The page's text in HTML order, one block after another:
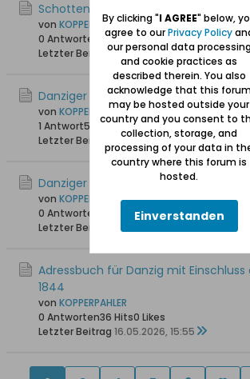
Schotten im frühneuzeitlichen Danzig
von KOPPERPAHLER
0 Antworten
33 Hits 0 Likes
Letzter Beitrag30.05.2026, 15:45
Danziger Landes Zeitung 20.Mai 1933
von KOPPERPAHLER
1 Antwort58 Hits0 Likes
Letzter Beitrag
19.05.2026, 21:01
Danziger Neueste Nachrichten 1898
von KOPPERPAHLER
0 Antworten
0 Likes
Letzter Beitrag
16.05.2026, 18:39
Adressbuch für Danzig mit
1844
von KOPPERPAHLER
0 Antworten36 Hits0 Likes
Letzter Beitrag 16.05.2026, 15:55
By clicking "I AGREE" below,
agree to ourPrivacy Policy
our personal data
and cookie practices as
described therein. You also
acknowledge that this
may be hosted outside your
country and you consent to
collection, storage, and
processing of your data in
country where this forum is
hosted.
Einverstanden